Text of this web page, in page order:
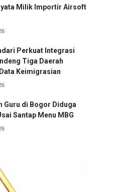
Milik Importir Airsoft
Perkuat Integrasi
Tiga Daerah
Keimigrasian
Guru di Bogor Diduga
Santap Menu MBG